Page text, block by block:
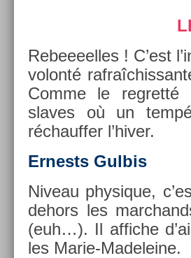
Re­beeeel­les ! C’est
volonté
Comme le re­gretté
slaves où un
réchauff­er l’hiver.
Er­nests Gul­bis
Niveau physique,
de­hors les
(euh…). Il af­fiche
les Marie-Madeleine.